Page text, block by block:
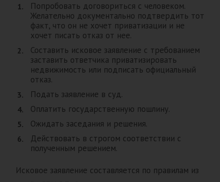
Попробовать договориться с человеком.
Желательно документально подтвердить тот
факт, что он не хочет приватизации и не
хочет писать отказ от нее.
Составить исковое заявление с требованием
заставить ответчика приватизировать
недвижимость или подписать официальный
отказ.
Подать заявление в суд.
Оплатить государственную пошлину.
Ожидать заседания и решения.
Действовать в строгом соответствии с
полученным решением.
Исковое заявление составляется по правилам из